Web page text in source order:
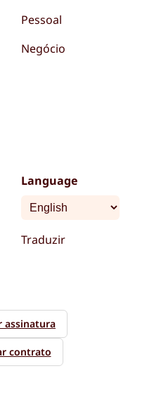
Pessoal
Negócio
Language
Traduzir
assinatura
contrato